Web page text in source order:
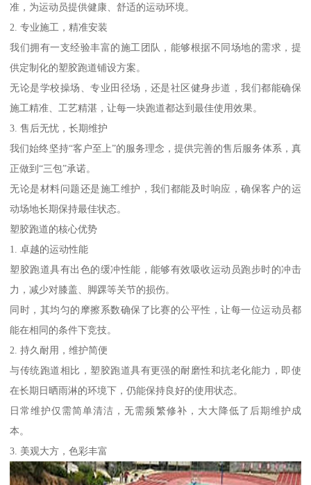
准，为运动员提供健康、舒适的运动环境。
2. 专业施工，精准安装
我们拥有一支经验丰富的施工团队，能够根据不同场地的需求，提
供定制化的塑胶跑道铺设方案。
无论是学校操场、专业田径场，还是社区健身步道，我们都能确保
施工精准、工艺精湛，让每一块跑道都达到最佳使用效果。
3. 售后无忧，长期维护
我们始终坚持“客户至上”的服务理念，提供完善的售后服务体系，真
正做到“三包”承诺。
无论是材料问题还是施工维护，我们都能及时响应，确保客户的运
动场地长期保持最佳状态。
塑胶跑道的核心优势
1. 卓越的运动性能
塑胶跑道具有出色的缓冲性能，能够有效吸收运动员跑步时的冲击
力，减少对膝盖、脚踝等关节的损伤。
同时，其均匀的摩擦系数确保了比赛的公平性，让每一位运动员都
能在相同的条件下竞技。
2. 持久耐用，维护简便
与传统跑道相比，塑胶跑道具有更强的耐磨性和抗老化能力，即使
在长期日晒雨淋的环境下，仍能保持良好的使用状态。
日常维护仅需简单清洁，无需频繁修补，大大降低了后期维护成
本。
3. 美观大方，色彩丰富